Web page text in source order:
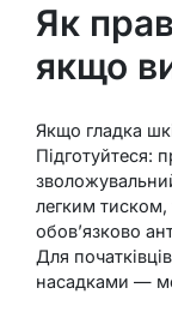
Як
якщо
Якщо гладка
Підготуйтеся:
легким
обов’язково
Для
насадками —